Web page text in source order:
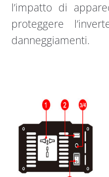
l’impatto di
proteggere
danneggiamenti.